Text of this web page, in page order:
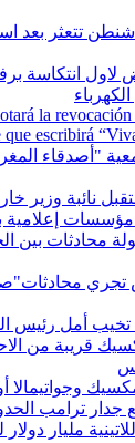
تتعثر بعد
انتكاسة
la
que escribirá
"أصدقاء
نائبة وزير
محادثات بين
تخيب أمل رئيس
قريبة من
وجواتيمالا
جدار ترامب
مليار